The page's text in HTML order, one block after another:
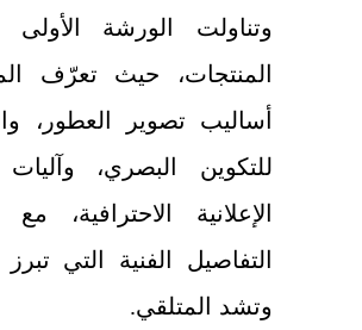
وتناولت الورشة
المنتجات، حيث تعرّف
أساليب تصوير العطور،
للتكوين البصري،
الإعلانية الاحترافية،
التفاصيل الفنية التي
وتشد المتلقي.